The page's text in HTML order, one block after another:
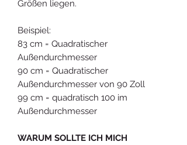
Größen liegen.
Beispiel:
83 cm = Quadratischer
Außendurchmesser
90 cm = Quadratischer
Außendurchmesser von 90 Zoll
99 cm = quadratisch 100 im
Außendurchmesser
WARUM SOLLTE ICH MICH